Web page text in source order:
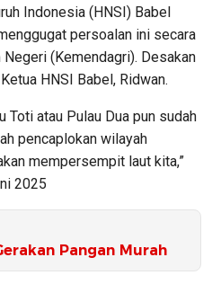
Indonesia (HNSI) Babel
persoalan ini secara
(Kemendagri). Desakan
HNSI Babel, Ridwan.
Toti atau Pulau Dua pun sudah
pencaplokan wilayah
mempersempit laut kita,”
2025
Pangan Murah